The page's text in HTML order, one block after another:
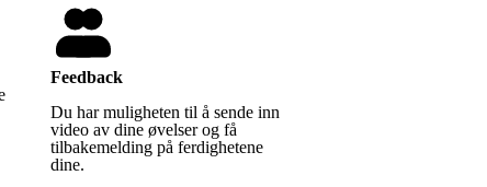
Feedback
Du har muligheten til å sende inn
video av dine øvelser og få
tilbakemelding på ferdighetene
dine.